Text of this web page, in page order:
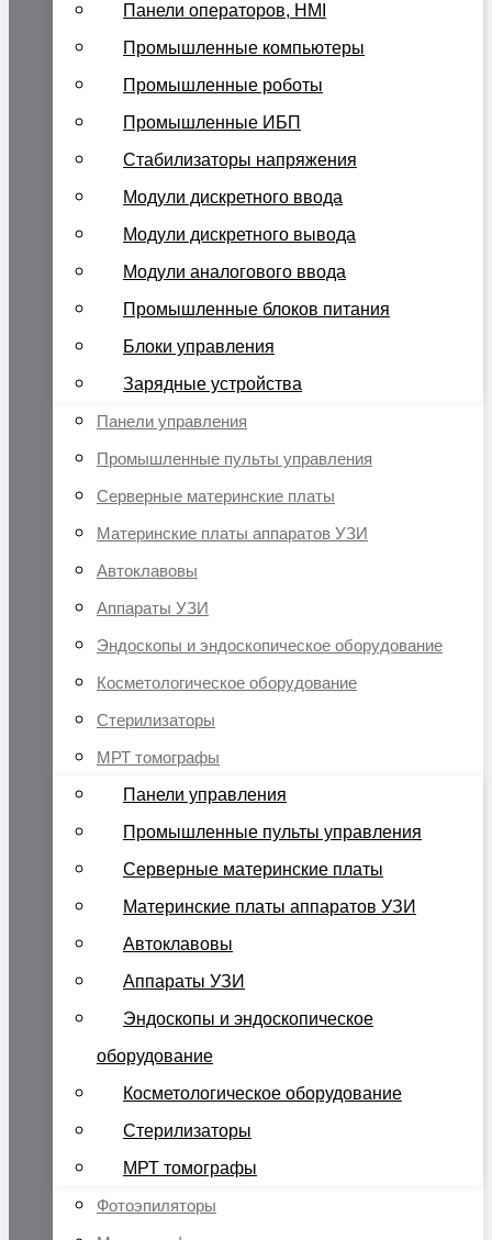
Панели операторов, HMI
Промышленные компьютеры
Промышленные роботы
Промышленные ИБП
Стабилизаторы напряжения
Модули дискретного ввода
Модули дискретного вывода
Модули аналогового ввода
Промышленные блоков питания
Блоки управления
Зарядные устройства
Панели управления
Промышленные пульты управления
Серверные материнские платы
Материнские платы аппаратов УЗИ
Автоклавовы
Аппараты УЗИ
Эндоскопы и эндоскопическое оборудование
Косметологическое оборудование
Стерилизаторы
МРТ томографы
Панели управления
Промышленные пульты управления
Серверные материнские платы
Материнские платы аппаратов УЗИ
Автоклавовы
Аппараты УЗИ
Эндоскопы и эндоскопическое
оборудование
Косметологическое оборудование
Стерилизаторы
МРТ томографы
Фотоэпиляторы